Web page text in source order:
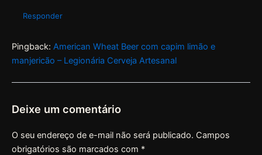
Responder
Pingback: American Wheat Beer com capim limão e
manjericão – Legionária Cerveja Artesanal
Deixe um comentário
O seu endereço de e-mail não será publicado. Campos
obrigatórios são marcados com *